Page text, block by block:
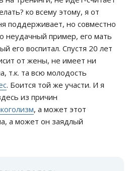
ко всему этому, я от
поддерживает, но совместно
неудачный пример, его мать
его воспитал. Спустя 20 лет
от жены, не имеет ни
т.к. та всю молодость
. Боится той же участи. И я
из причин
, а может этот
а может он заядлый